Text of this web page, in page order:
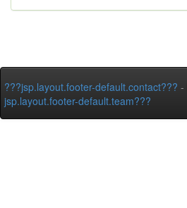
???jsp.layout.footer-default.contact??? -
jsp.layout.footer-default.team???